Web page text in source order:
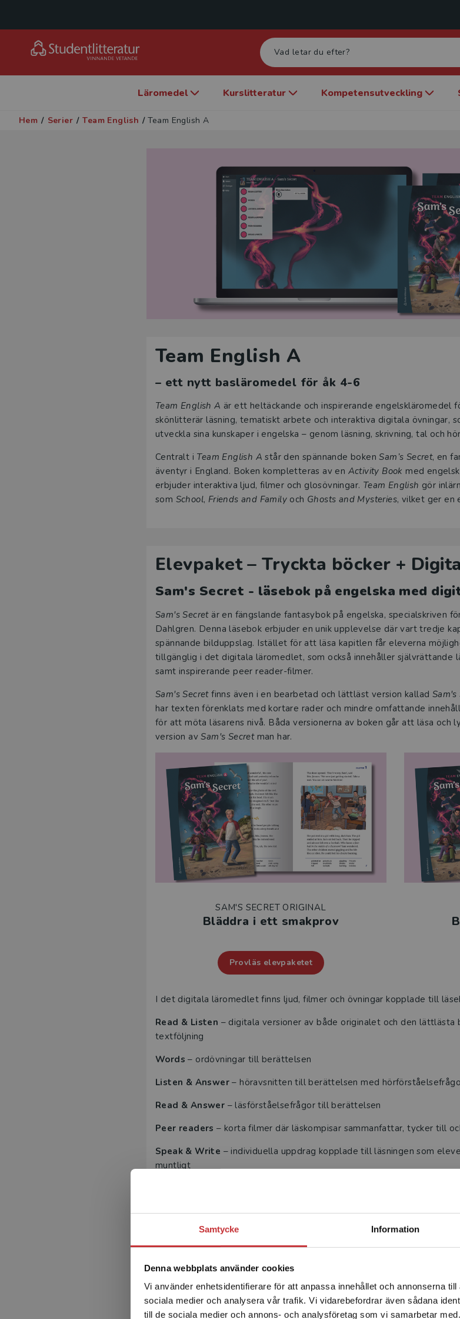
Samtycke Information
Denna webbplats använder cookies
Vi använder enhetsidentifierare för att anpassa innehållet och annonserna
sociala medier och analysera vår trafik. Vi vidarebefordrar även sådana
till de sociala medier och annons- och analysföretag som vi samarbetar
Begränsad fraktregion
Det verkar som att du besöker
enhet utanför Sverige. Vi erbjuder inte
Sverige. För att kunna slutföra ett köp måste
Läromedel Kurslitteratur Kompetensutveckling
Hem / Serier / Team English / Team English A
Team English A
– ett nytt basläromedel för åk 4-6
Team English A är ett heltäckande och inspirerande engelskläromedel
skönlitterär läsning, tematiskt arbete och interaktiva digitala övningar,
utveckla sina kunskaper i engelska – genom läsning, skrivning, tal och
Centralt i Team English A står den spännande boken Sam’s Secret, en
äventyr i England. Boken kompletteras av en Activity Book med
erbjuder interaktiva ljud, filmer och glosövningar. Team English gör
som School, Friends and Family och Ghosts and Mysteries, vilket ger en
Elevpaket – Tryckta böcker +
Sam's Secret - läsebok på engelska med
Sam's Secretär en fängslande fantasybok på engelska, specialskriven
Dahlgren. Denna läsebok erbjuder en unik upplevelse där vart tredje
spännande bilduppslag. Istället för att läsa kapitlen får eleverna
tillgänglig i det digitala läromedlet, som också innehåller självrättande
samt inspirerande peer reader-filmer.
Sam's Secretfinns även i en bearbetad och lättläst version kallad Sam's
har texten förenklats med kortare rader och mindre omfattande
för att möta läsarens nivå. Båda versionerna av boken går att läsa och
version avSam's Secretman har.
SAM'S SECRET ORIGINAL
Bläddra i ett smakprov
Provläs elevpaketet
I det digitala läromedlet finns ljud, filmer och övningar kopplade till
Read & Listen – digitala versioner av både originalet och den lättlästa
textföljning
Words – ordövningar till berättelsen
Listen & Answer – höravsnitten till berättelsen med
Read & Answer – läsförståelsefrågor till berättelsen
Peer readers – korta filmer där läskompisar sammanfattar, tycker till
Speak & Write – individuella uppdrag kopplade till läsningen som
muntligt
SAM'S SECRET DIGITALA LÄROMDEL
Läs eller lyssna på kapitel 1-3